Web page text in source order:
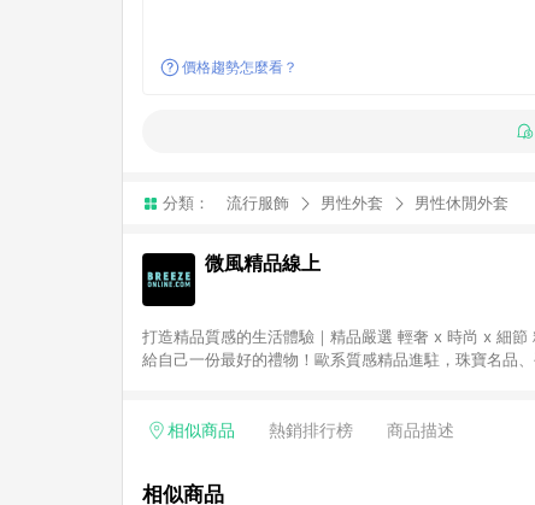
價格趨勢怎麼看？
分類： 流行服飾 男性外套 男性休閒外套
微風精品線上
打造精品質感的生活體驗｜精品嚴選 輕奢 x 時尚 x 細節
給自己一份最好的禮物！歐系質感精品進駐，珠寶名品、手錶配飾。
其餘商品皆不享點數回饋。）
相似商品 熱銷排行榜 商品描述
相似商品